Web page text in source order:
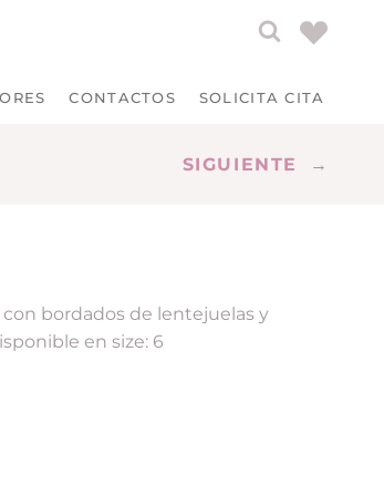
CONTACTOS SOLICITA CITA
SIGUIENTE →
bordados de lentejuelas y
en size: 6